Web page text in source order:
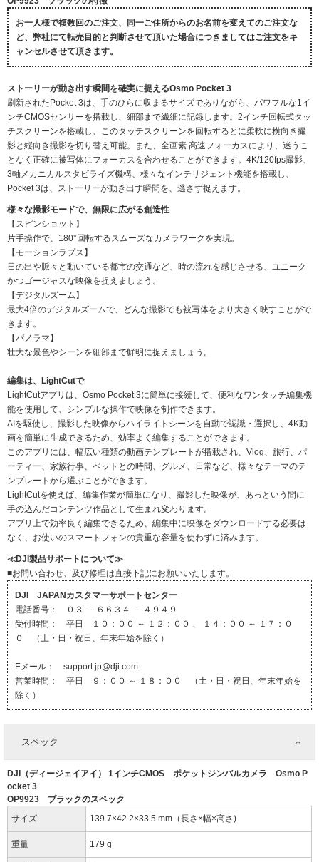
お一人様で複数回のご注文、同一ご住所からのお名前を変えてのご注文な
ど、弊社にて転売目的と判断させて頂いた場合につきましてはご注文をキ
ャンセルさせて頂きます。
ストーリーが動き出す瞬間を確実に捉えるOsmo Pocket 3
刷新されたPocket 3は、手のひらに収まるサイズでありながら、パワフルな1イ
ンチCMOSセンサーを搭載し、細部まで繊細に記録します。2インチ回転式タッ
チスクリーンを搭載し、このタッチスクリーンを回転するとに柔軟に横向き撮
影と縦向き撮影を切り替え可能。また、全画素 高速フォーカスにより、迷うこ
となく正確に被写体にフォーカスを合わせることができます。4K/120fps撮影、
3軸メカニカルスタビライズ機構、様々なインテリジェント機能を搭載し、
Pocket 3は、ストーリーが動き出す瞬間を、逃さず捉えます。
様々な撮影モードで、無限に広がる創造性
【スピンショット】
片手操作で、180°回転するスムーズなカメラワークを実現。
【モーションラプス】
日の出や脈々と動いている都市の交通など、時の流れを感じさせる、ユニーク
かつゴージャスな映像を捉えましょう。
【デジタルズーム】
最大4倍のデジタルズームで、どんな撮影でも被写体をより大きく映すことがで
きます。
【パノラマ】
壮大な景色やシーンを細部まで鮮明に捉えましょう。
編集は、LightCutで
LightCutアプリは、Osmo Pocket 3に簡単に接続して、便利なワンタッチ編集機
能を使用して、シンプルな操作で映像を制作できます。
AIを駆使し、撮影した映像からハイライトシーンを自動で認識・選択し、4K動
画を簡単に生成できるため、効率よく編集することができます。
このアプリには、幅広い種類の動画テンプレートが搭載され、Vlog、旅行、パ
ーティー、家族行事、ペットとの時間、グルメ、日常など、様々なテーマのテ
ンプレートから選ぶことができます。
LightCutを使えば、編集作業が簡単になり、撮影した映像が、あっという間に
手の込んだコンテンツ作品として生まれ変わります。
アプリ上で効率良く編集できるため、編集中に映像をダウンロードする必要は
なく、お使いのスマートフォンの貴重な容量を使わずに済みます。
≪DJI製品サポートについて≫
■お問い合わせ、及び修理は直接下記にお願いいたします。
DJI JAPANカスタマーサポートセンター
電話番号： ０３ － ６６３４ － ４９４９
受付時間： 平日 １０：００ ～ １２：００ 、 １４：００ ～ １７：０
０ （土・日・祝日、年末年始を除く）
Eメール： support.jp@dji.com
営業時間： 平日 ９：００ ～ １８：００ （土・日・祝日、年末年始を
除く）
スペック
DJI（ディージェイアイ） 1インチCMOS ポケットジンバルカメラ Osmo P
ocket 3
OP9923 ブラックのスペック
サイズ
139.7×42.2×33.5 mm（長さ×幅×高さ)
重量 179 g